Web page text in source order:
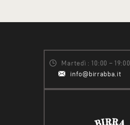
Martedì : 10:00 – 19:00
info@birrabba.it